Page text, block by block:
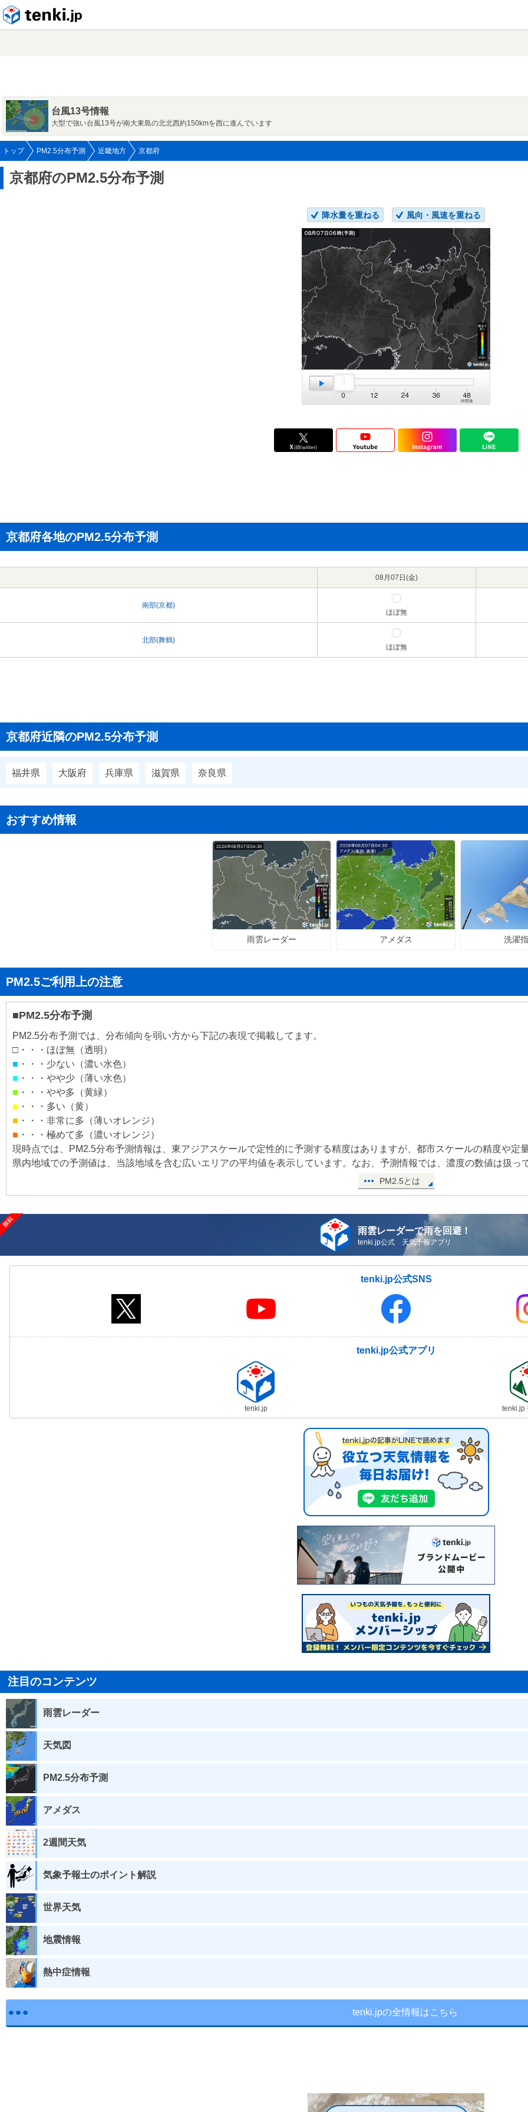
台風13号情報
大型で強い台風13号が南大東島の北北西約150kmを西に進んでいます
トップ PM2.5分布予測 近畿地方 京都府
京都府のPM2.5分布予測
降水量を重ねる 風向・風速を重ねる
京都府各地のPM2.5分布予測
08月07日(金)
南部(京都)
ほぼ無
北部(舞鶴)
ほぼ無
京都府近隣のPM2.5分布予測
福井県 大阪府 兵庫県 滋賀県 奈良県
おすすめ情報
雨雲レーダー アメダス 洗濯
PM2.5ご利用上の注意
■PM2.5分布予測
PM2.5分布予測では、分布傾向を弱い方から下記の表現で掲載してます。
□・・・ほぼ無（透明）
■ ・・・少ない（濃い水色）
■ ・・・やや少（薄い水色）
■ ・・・やや多（黄緑）
■ ・・・多い（黄）
■ ・・・非常に多（薄いオレンジ）
■ ・・・極めて多（濃いオレンジ）
現時点では、PM2.5分布予測情報は、東アジアスケールで定性的に予測する精度はありますが、都市スケールの精度や
県内地域での予測値は、当該地域を含む広いエリアの平均値を表示しています。なお、予測情報では、濃度の数値は扱っ
PM2.5とは
雨雲レーダーで雨を回避！
tenki.jp公式 天気予報アプリ
tenki.jp公式SNS
tenki.jp公式アプリ
tenki.jp tenki.jp
注目のコンテンツ
雨雲レーダー
天気図
PM2.5分布予測
アメダス
2週間天気
気象予報士のポイント解説
世界天気
地震情報
熱中症情報
tenki.jpの全情報はこちら